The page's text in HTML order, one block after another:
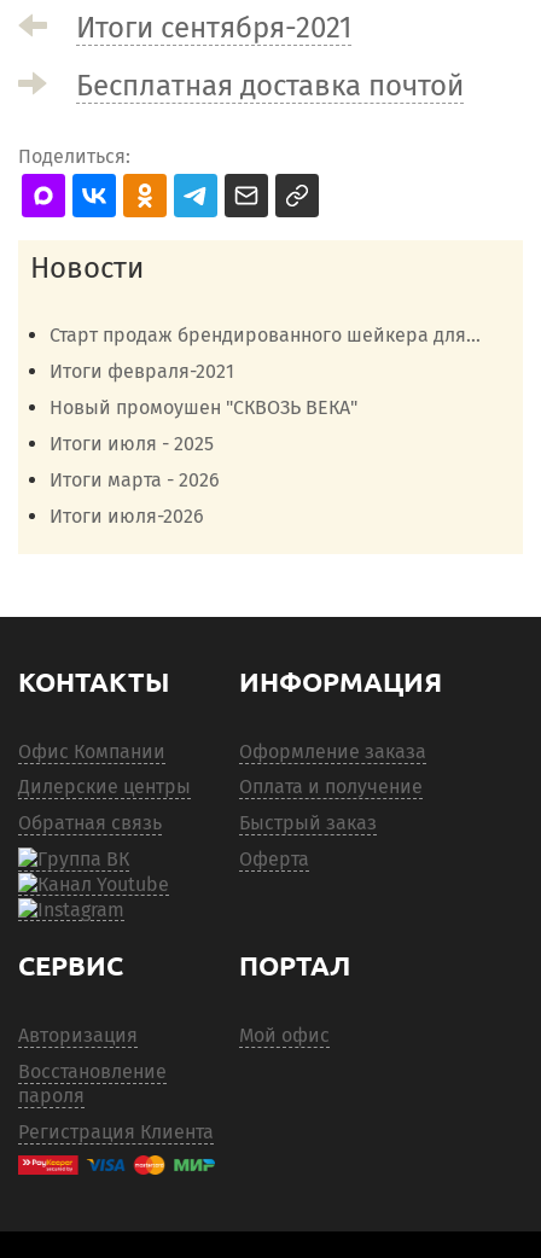
Итоги сентября-2021
Бесплатная доставка почтой
Поделиться:
Новости
Старт продаж брендированного шейкера для...
Итоги февраля-2021
Новый промоушен "СКВОЗЬ ВЕКА"
Итоги июля - 2025
Итоги марта - 2026
Итоги июля-2026
КОНТАКТЫ
Офис Компании
Дилерские центры
Обратная связь
ИНФОРМАЦИЯ
Оформление заказа
Оплата и получение
Быстрый заказ
Оферта
СЕРВИС
Авторизация
Восстановление
пароля
Регистрация Клиента
ПОРТАЛ
Мой офис